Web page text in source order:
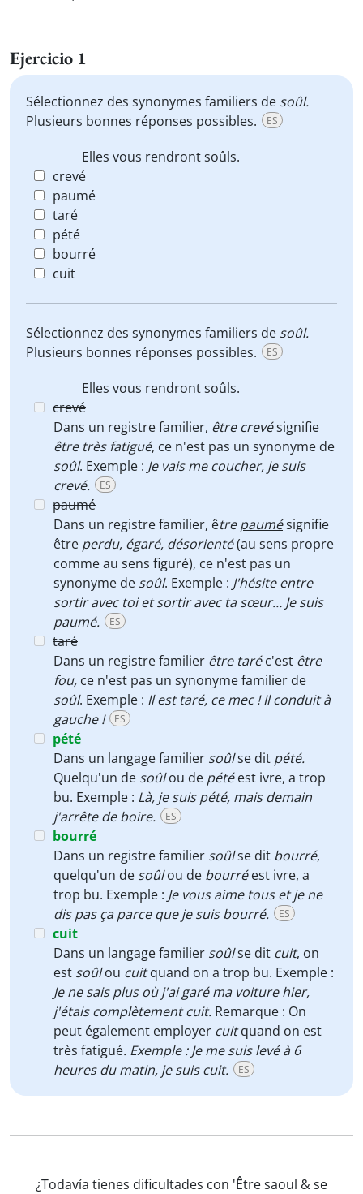
Ejercicio 1
Sélectionnez des synonymes familiers de soûl.
Plusieurs bonnes réponses possibles.
ES
Elles vous rendrontsoûls.
crevé
paumé
taré
pété
bourré
cuit
Sélectionnez des synonymes familiers de soûl.
Plusieurs bonnes réponses possibles.
ES
Elles vous rendrontsoûls.
crevé
Dans un registre familier, être crevésignifie
être très fatigué, ce n'est pas un synonyme de
soûl. Exemple : Je vais me coucher, je suis
crevé.
ES
paumé
Dans un registre familier, êtrepaumésignifie
être perdu, égaré, désorienté(au sens propre
comme au sens figuré), ce n'est pas un
synonyme de soûl. Exemple : J'hésite entre
sortir avec toi et sortir avec ta sœur… Je suis
paumé.
ES
taré
Dans un registre familier être taréc'est être
fou, ce n'est pas un synonyme familier de
soûl. Exemple : Il est taré, ce mec ! Il conduit à
gauche !
ES
pété
Dans un langage familier soûlse dit pété.
Quelqu'un de soûlou de pétéest ivre, a trop
bu. Exemple : Là, je suis pété, mais demain
j'arrête de boire.
ES
bourré
Dans un registre familier soûlse dit bourré,
quelqu'un de soûlou de bourréest ivre, a
trop bu. Exemple : Je vous aime tous et je ne
dis pas ça parce que je suis bourré.
ES
cuit
Dans un langage familier soûlse dit cuit, on
est soûlou cuitquand on a trop bu. Exemple :
Je ne sais plus où j'ai garé ma voiture hier,
j'étais complètement cuit. Remarque : On
peut également employer cuitquand on est
très fatigué. Exemple : Je me suis levé à 6
heures du matin, je suis cuit.
ES
¿Todavía tienes dificultades con 'Être saoul & se